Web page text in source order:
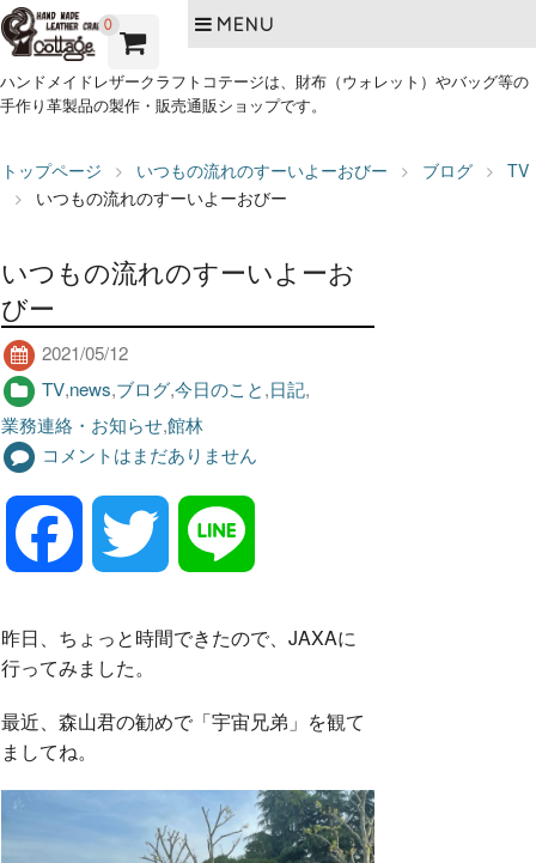
0 MENU
ハンドメイドレザークラフトコテージは、財布（ウォレット）やバッグ等の
手作り革製品の製作・販売通販ショップです。
トップページ いつもの流れのすーいよーおびー ブログ
TV
いつもの流れのすーいよーおびー
いつもの流れのすーいよーお
びー
2021/05/12
TV,news,ブログ,今日のこと,日記,
業務連絡・お知らせ,館林
コメントはまだありません
c
e
t
昨日、ちょっと時間できたので、JAXAに
行ってみました。
最近、森山君の勧めで「宇宙兄弟」を観て
ましてね。